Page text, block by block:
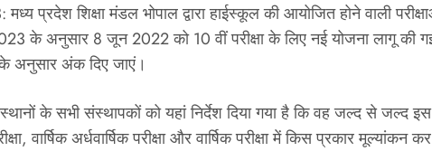
प्रदेश शिक्षा मंडल भोपाल द्वारा हाईस्कूल की आयोजित होने वाली
के अनुसार 8 जून 2022 को 10 वीं परीक्षा के लिए नई योजना लागू की
के अनुसार अंक दिए जाएं।
संस्थानों के सभी संस्थापकों को यहां निर्देश दिया गया है कि वह जल्द से
वार्षिक अर्धवार्षिक परीक्षा और वार्षिक परीक्षा में किस प्रकार मूल्यांकन